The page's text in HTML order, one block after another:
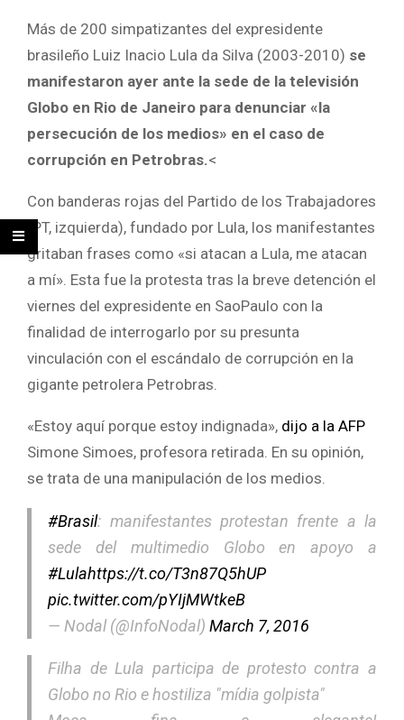
Más de 200 simpatizantes del expresidente
brasileño Luiz Inacio Lula da Silva (2003-2010) se
manifestaron ayer ante la sede de la televisión
Globo en Rio de Janeiro para denunciar «la
persecución de los medios» en el caso de
corrupción en Petrobras.<
Con banderas rojas del Partido de los Trabajadores
(PT, izquierda), fundado por Lula, los manifestantes
gritaban frases como «si atacan a Lula, me atacan
a mí». Esta fue la protesta tras la breve detención el
viernes del expresidente en SaoPaulo con la
finalidad de interrogarlo por su presunta
vinculación con el escándalo de corrupción en la
gigante petrolera Petrobras.
«Estoy aquí porque estoy indignada», dijo a la AFP
Simone Simoes, profesora retirada. En su opinión,
se trata de una manipulación de los medios.
#Brasil: manifestantes protestan frente a la
sede del multimedio Globo en apoyo a
#Lulahttps://t.co/T3n87Q5hUP
pic.twitter.com/pYIjMWtkeB
— Nodal (@InfoNodal)March 7, 2016
Filha de Lula participa de protesto contra a
Globo no Rio e hostiliza "mídia golpista"